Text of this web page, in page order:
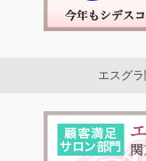
エスグ